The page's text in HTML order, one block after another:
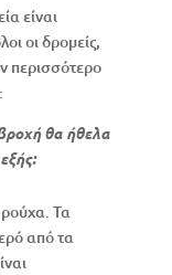
είναι
οι δρομείς,
περισσότερο
θα ήθελα
Τα
από τα